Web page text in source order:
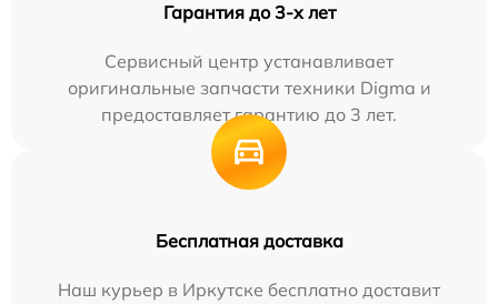
Гарантия до 3-х лет
Сервисный центр устанавливает
оригинальные запчасти техники Digma и
предоставляет гарантию до 3 лет.
Бесплатная доставка
Наш курьер в Иркутске бесплатно доставит